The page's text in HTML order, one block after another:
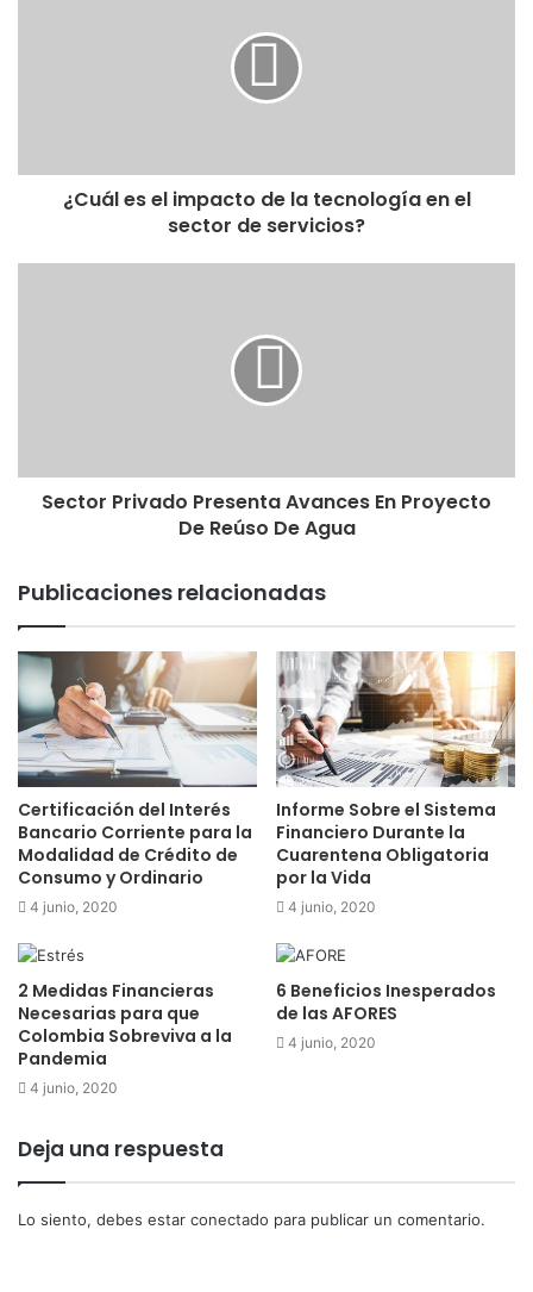
¿Cuál es el impacto de la tecnología en el
sector de servicios?
Sector Privado Presenta Avances En Proyecto
De Reúso De Agua
Publicaciones relacionadas
Certificación del Interés
Bancario Corriente para la
Modalidad de Crédito de
Consumo y Ordinario
4 junio, 2020
Informe Sobre el Sistema
Financiero Durante la
Cuarentena Obligatoria
por la Vida
4 junio, 2020
2 Medidas Financieras
Necesarias para que
Colombia Sobreviva a la
Pandemia
4 junio, 2020
6 Beneficios Inesperados
de las AFORES
4 junio, 2020
Deja una respuesta
Lo siento, debes estar conectado para publicar un comentario.